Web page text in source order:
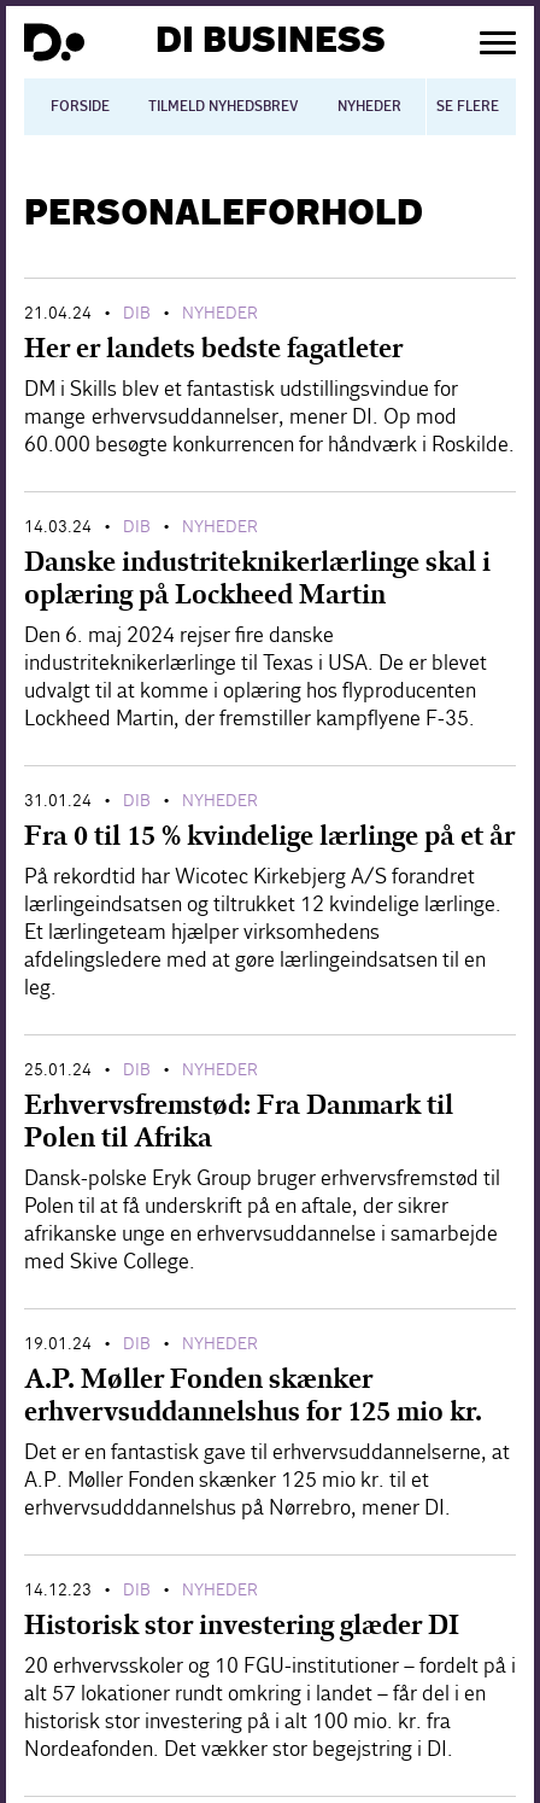
DI BUSINESS
FORSIDE TILMELD NYHEDSBREV NYHEDER BLOGS
SE FLERE
Dansk økonomi
Digitalisering
International økonomi
Arbejdsmiljø
Arbejdsmarkedet
Europapolitik
Forskning
PERSONALEFORHOLD
21.04.24 • DIB • NYHEDER
Her er landets bedste fagatleter
DM i Skills blev et fantastisk udstillingsvindue for
mange erhvervsuddannelser, mener DI. Op mod
60.000 besøgte konkurrencen for håndværk i Roskilde.
14.03.24 • DIB • NYHEDER
Danske industriteknikerlærlinge skal i
oplæring på Lockheed Martin
Den 6. maj 2024 rejser fire danske
industriteknikerlærlinge til Texas i USA. De er blevet
udvalgt til at komme i oplæring hos flyproducenten
Lockheed Martin, der fremstiller kampflyene F-35.
31.01.24 • DIB • NYHEDER
Fra 0 til 15 % kvindelige lærlinge på et år
På rekordtid har Wicotec Kirkebjerg A/S forandret
lærlingeindsatsen og tiltrukket 12 kvindelige lærlinge.
Et lærlingeteam hjælper virksomhedens
afdelingsledere med at gøre lærlingeindsatsen til en
leg.
25.01.24 • DIB • NYHEDER
Erhvervsfremstød: Fra Danmark til
Polen til Afrika
Dansk-polske Eryk Group bruger erhvervsfremstød til
Polen til at få underskrift på en aftale, der sikrer
afrikanske unge en erhvervsuddannelse i samarbejde
med Skive College.
19.01.24 • DIB • NYHEDER
A.P. Møller Fonden skænker
erhvervsuddannelshus for 125 mio kr.
Det er en fantastisk gave til erhvervsuddannelserne, at
A.P. Møller Fonden skænker 125 mio kr. til et
erhvervsudddannelshus på Nørrebro, mener DI.
14.12.23 • DIB • NYHEDER
Historisk stor investering glæder DI
20 erhvervsskoler og 10 FGU-institutioner – fordelt på i
alt 57 lokationer rundt omkring i landet – får del i en
historisk stor investering på i alt 100 mio. kr. fra
Nordeafonden. Det vækker stor begejstring i DI.